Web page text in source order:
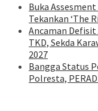
Buka
Tekankan ‘The
Ancaman
TKD, Sekda
2027
Bangga Status
Polresta,